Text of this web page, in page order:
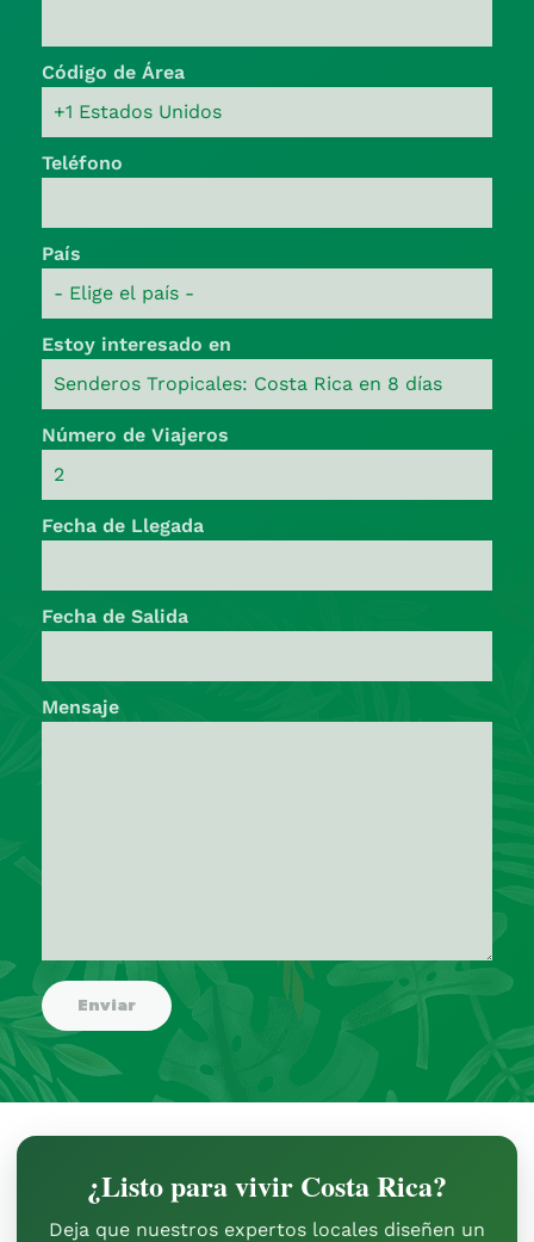
Código de Área
Teléfono
País
Estoy interesado en
Número de Viajeros
Fecha de Llegada
Fecha de Salida
Mensaje
¿Listo para vivir Costa Rica?
Deja que nuestros expertos locales diseñen un